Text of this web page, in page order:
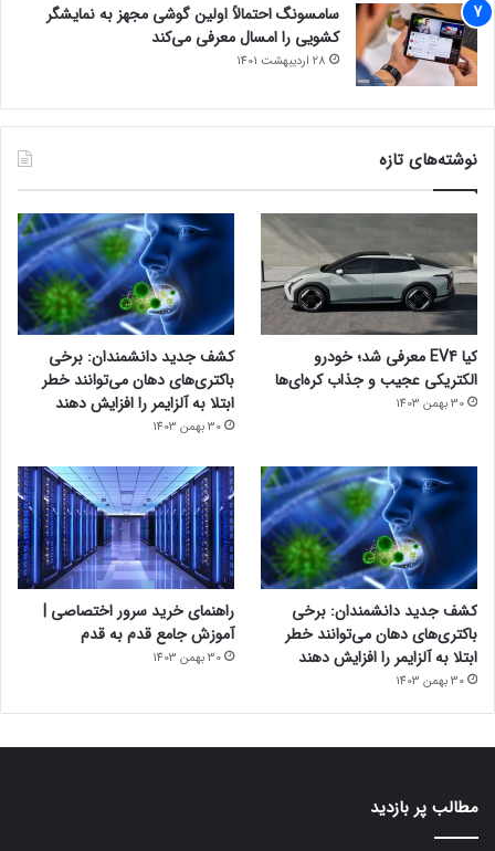
سامسونگ احتمالاً اولین گوشی مجهز به نمایشگر
کشویی را امسال معرفی می‌کند
28 اردیبهشت 1401
نوشته‌های تازه
کیا EV4 معرفی شد؛ خودرو
الکتریکی عجیب و جذاب کره‌ای‌ها
30 بهمن 1403
کشف جدید دانشمندان: برخی
باکتری‌های دهان می‌توانند خطر
ابتلا به آلزایمر را افزایش دهند
30 بهمن 1403
کشف جدید دانشمندان: برخی
باکتری‌های دهان می‌توانند خطر
ابتلا به آلزایمر را افزایش دهند
30 بهمن 1403
راهنمای خرید سرور اختصاصی |
آموزش جامع قدم به قدم
30 بهمن 1403
مطالب پر بازدید